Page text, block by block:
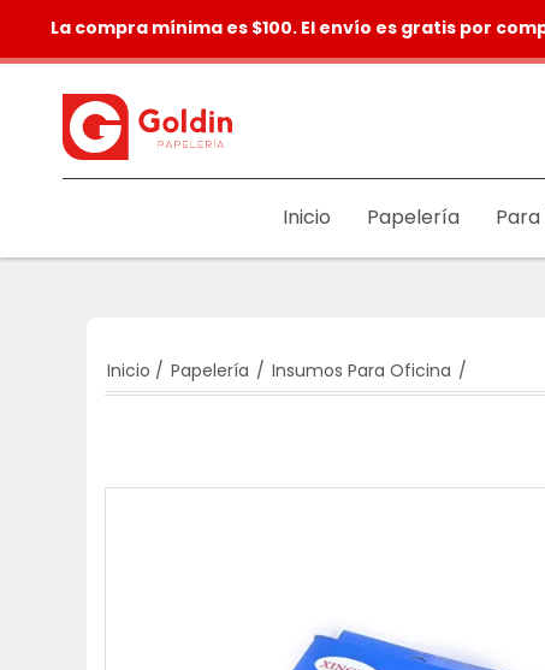
La compra mínima es $100. El envío es gratis por
Inicio Papelería
Inicio / Papelería / Insumos Para Oficina /